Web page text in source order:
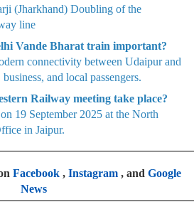
(Jharkhand) Doubling of the
line
Vande Bharat train important?
connectivity between Udaipur and
and local passengers.
Railway meeting take place?
19 September 2025 at the North
in Jaipur.
Facebook, Instagram, and Google
News